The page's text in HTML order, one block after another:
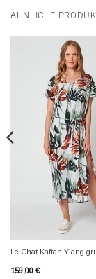
ÄHNLICHE
Le Chat Kaftan Ylang
159,00 €